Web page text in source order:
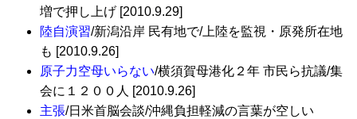
増で押し上げ [2010.9.29]
陸自演習/新潟沿岸 民有地で/上陸を監視・原発所在地
も [2010.9.26]
原子力空母いらない/横須賀母港化２年 市民ら抗議/集
会に１２００人 [2010.9.26]
主張/日米首脳会談/沖縄負担軽減の言葉が空しい